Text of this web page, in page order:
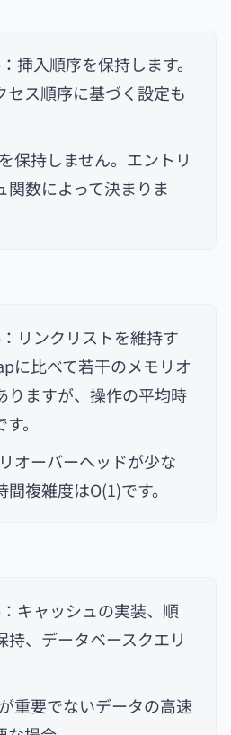
挿入順序を保持します。
セス順序に基づく設定も
保持しません。エントリ
関数によって決まりま
リンクリストを維持す
に比べて若干のメモリオ
りますが、操作の平均時
。
オーバーヘッドが少な
複雑度はO(1)です。
キャッシュの実装、順
持、データベースクエリ
重要でないデータの高速